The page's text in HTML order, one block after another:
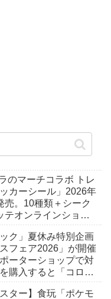
のマーチコラボ トレ
カーシール」2026年
売。10種類＋シーク
テオンラインショッ
ク」夏休み特別企画
フェア2026」が開催
ーターショップで対
購入すると「コロコ
ター】食玩「ポケモ